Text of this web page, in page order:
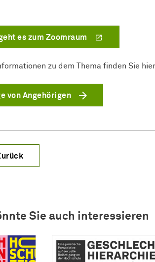
es zum Zoomraum
zu dem Thema finden Sie
von Angehörigen
Sie auch interessieren